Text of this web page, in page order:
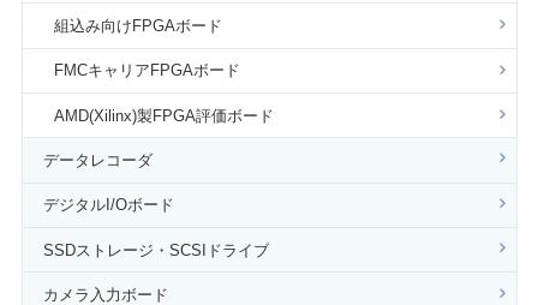
組込み向けFPGAボード
FMCキャリアFPGAボード
AMD(Xilinx)製FPGA評価ボード
データレコーダ
デジタルI/Oボード
SSDストレージ・SCSIドライブ
カメラ入力ボード